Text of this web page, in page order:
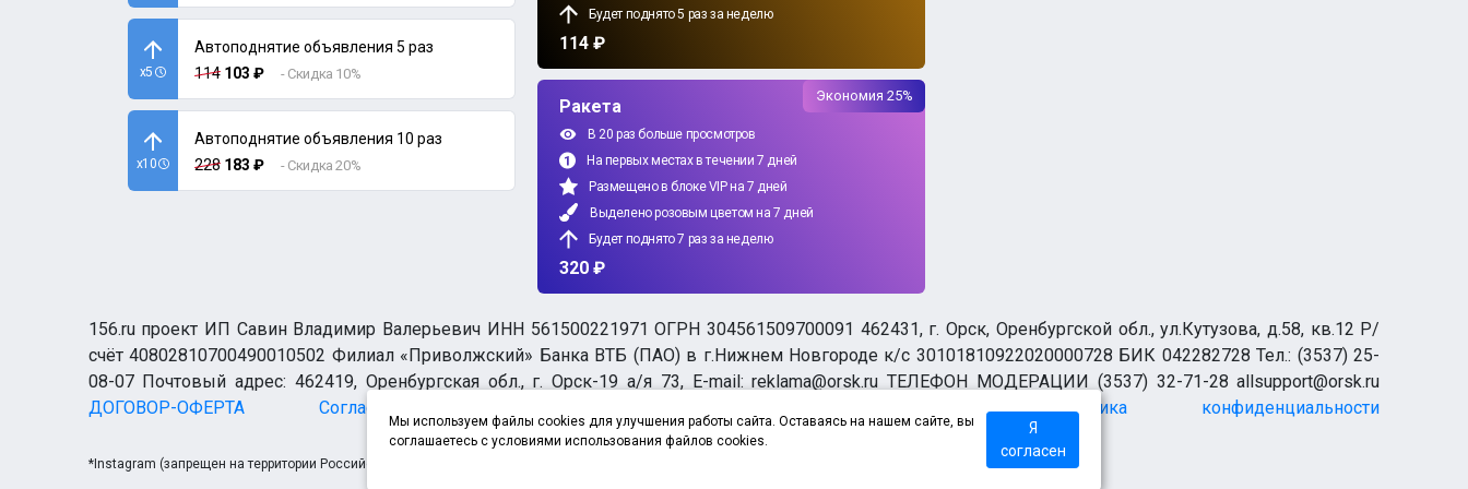
x5
Автоподнятие объявления 5 раз
114 103 ₽ - Скидка 10%
x10
Автоподнятие объявления 10 раз
228 183 ₽ - Скидка 20%
Будет поднято 5 раз за неделю
114 ₽
Ракета
В 20 раз больше просмотров
На первых местах в течении 7 дней
Размещено в блоке VIP на 7 дней
Выделено розовым цветом на 7 дней
Будет поднято 7 раз за неделю
320 ₽
Экономия 25%
156.ru проект ИП Савин Владимир Валерьевич ИНН 561500221971 ОГРН 304561509700091 462431, г. Орск, Оренбургской обл., ул.Кутузова, д.58, кв.12 Р/
счёт 40802810700490010502 Филиал «Приволжский» Банка ВТБ (ПАО) в г.Нижнем Новгороде к/с 30101810922020000728 БИК 042282728 Тел.: (3537) 25-
08-07 Почтовый адрес: 462419, Оренбургская обл., г. Орск-19 а/я 73, E-mail: reklama@orsk.ru ТЕЛЕФОН МОДЕРАЦИИ (3537) 32-71-28 allsupport@orsk.ru
ДОГОВОР-ОФЕРТА
Согласие на обработку персональных данных Политика конфиденциальности
*Instagram (запрещен на территории Российской Федерации)
Мы используем файлы cookies для улучшения работы сайта. Оставаясь на нашем сайте, вы
соглашаетесь с условиями использования файлов cookies.
Я
согласен